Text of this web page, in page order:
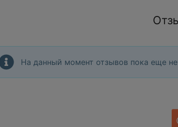
На данный момент отзывов пока еще